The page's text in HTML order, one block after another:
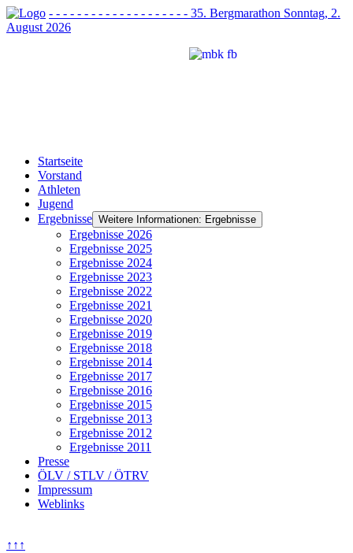
- - - - - - - - - - - - - - - - - - - - 35. Bergmarathon Sonntag, 2.
August 2026
Startseite
Vorstand
Athleten
Jugend
Ergebnisse Weitere Informationen: Ergebnisse
Ergebnisse 2026
Ergebnisse 2025
Ergebnisse 2024
Ergebnisse 2023
Ergebnisse 2022
Ergebnisse 2021
Ergebnisse 2020
Ergebnisse 2019
Ergebnisse 2018
Ergebnisse 2014
Ergebnisse 2017
Ergebnisse 2016
Ergebnisse 2015
Ergebnisse 2013
Ergebnisse 2012
Ergebnisse 2011
Presse
ÖLV / STLV / ÖTRV
Impressum
Weblinks
↑↑↑